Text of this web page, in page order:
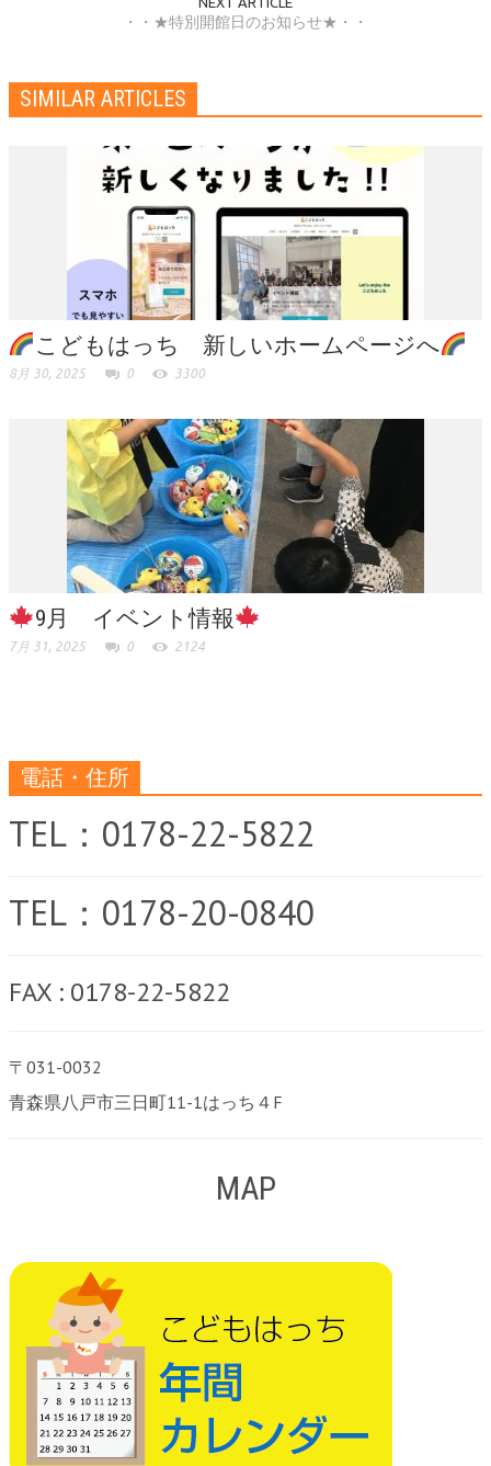
・・★特別開館日のお知らせ★・・
SIMILAR ARTICLES
こどもはっち 新しいホームページへ
8月 30, 2025 0 3300
9月 イベント情報
7月 31, 2025 0 2124
電話・住所
TEL：0178-22-5822
TEL：0178-20-0840
FAX : 0178-22-5822
〒031-0032
青森県八戸市三日町11-1はっち４F
MAP